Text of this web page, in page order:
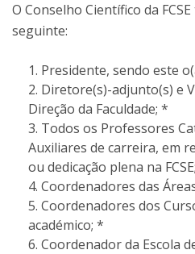
O Conselho Científico da
seguinte:
Presidente, sendo este
Diretore(s)-adjunto(s) e
Direção da Faculdade; *
Todos os Professores
Auxiliares de carreira, em
ou dedicação plena na FCSE;
Coordenadores das
Coordenadores dos
académico; *
Coordenador da Escola